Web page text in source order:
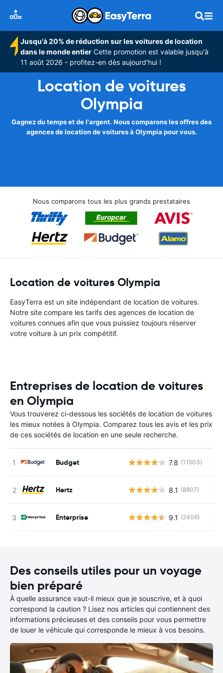
Jusqu'à 20% de réduction sur les voitures de location
dans le monde entier Cette promotion est valable jusqu'à
11 août 2026 - profitez-en dès aujourd'hui !
Location de voitures
Olympia
Gagnez du temps et de l'argent. Nous comparons les offres des
agences de location de voitures à Olympia pour vous.
Nous comparons tous les plus grands prestataires
Location de voitures Olympia
EasyTerra est un site indépendant de location de voitures.
Notre site compare les tarifs des agences de location de
voitures connues afin que vous puissiez toujours réserver
votre voiture à un prix compétitif.
Entreprises de location de voitures
en Olympia
Vous trouverez ci-dessous les sociétés de location de voitures
les mieux notées à Olympia. Comparez tous les avis et les prix
de ces sociétés de location en une seule recherche.
Budget 7.8 (11503)
Hertz 8.1 (8807)
Enterprise 9.1 (2406)
Des conseils utiles pour un voyage
bien préparé
À quelle assurance vaut-il mieux que je souscrive, et à quoi
correspond la caution ? Lisez nos articles qui contiennent des
informations précieuses et des conseils pour vous permettre
de louer le véhicule qui corresponde le mieux à vos besoins.